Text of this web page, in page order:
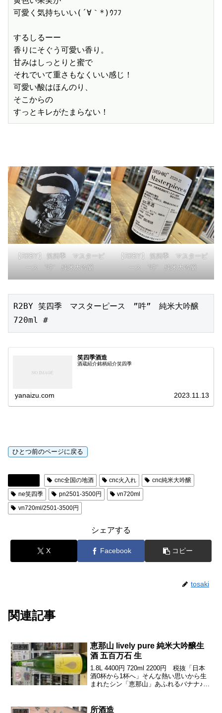
可愛く気持ちいい(´∀｀*)ｳﾌﾌ
するしるーー
香りにそぐう可愛い香り。
甘みはしっとりと蜜で
それでいて重さもなくいい感じ！
可愛い酸はほんのり、
そこからの
すっとキレがたまらない！
【R2BY】 笑四季 マスターピ
ース ”吽” 純米大吟醸
【R2BY】 笑四季 マスターピ
ース ”吽” 純米大吟醸
R2BY 笑四季　マスターピース　”吽”　純米大吟醸
720ml #
笑四季酒造
酒蔵紹介銘柄紹介笑四季
yanaizu.com 2023.11.13
cnc全国の地酒 cnc火入れ
cnc純米大吟醸
ne笑四季
pn2501-3500円
vn720ml
vn720ml/2501-3500円
シェアする
X Facebook コピー
tosaki
関連記事
日本酒
恵那山 lively pure 純米大吟醸生
酒 五百万石 生
1.8L 4400円 720ml 2200円 税抜「日本
酒0杯から1杯へ」そんな熱い思いから生
まれたシン「恵那山」あふれるバナナ♪(´ε
甘味からのキレの良さ♪...
日本酒 所酒造